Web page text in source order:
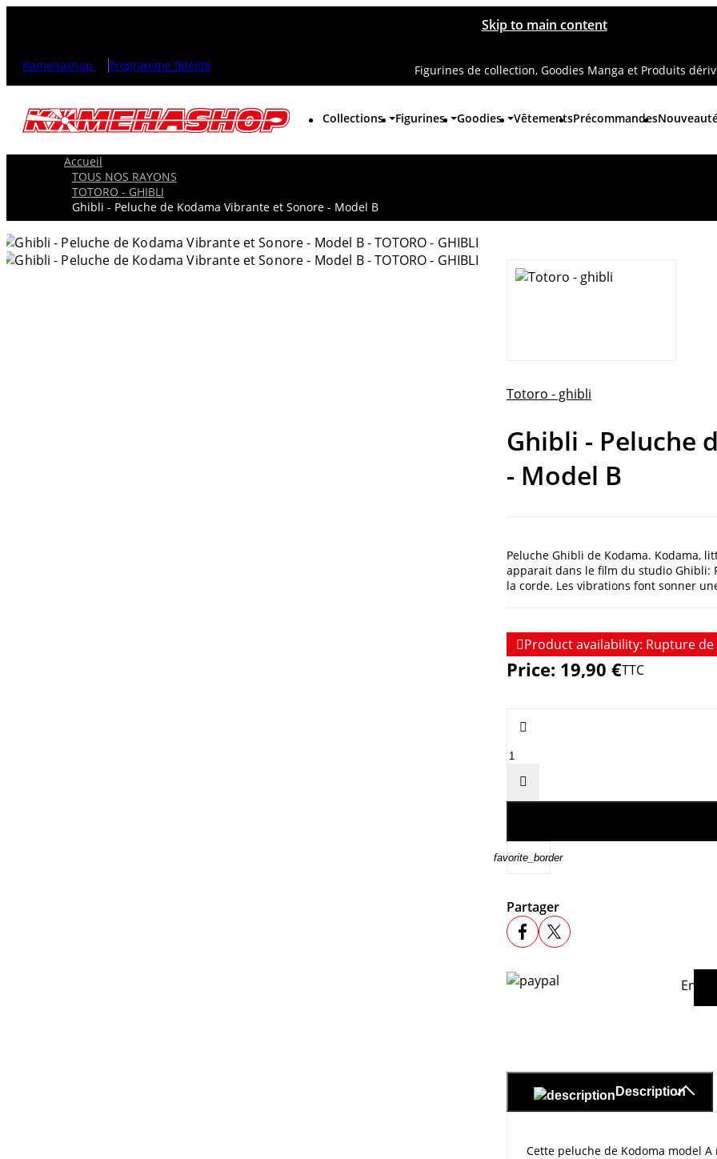
Skip to main content
Kamehashop Programme fidélité Figurines de collection, Goodies Manga et Produits
Collections Figurines Goodies VêtementsPrécommandes
Accueil
TOUS NOS RAYONS
TOTORO - GHIBLI
Ghibli - Peluche de Kodama Vibrante et Sonore - Model B
Totoro - ghibli
Ghibli - Peluche
- Model B
Peluche Ghibli de Kodama. Kodama,
apparait dans le film du studio Ghibli:
la corde. Les vibrations font sonner
Price: 19,90 €TTC


favorite_border
Product availability: Rupture
Partager
En
Description
Cette peluche de Kodoma model